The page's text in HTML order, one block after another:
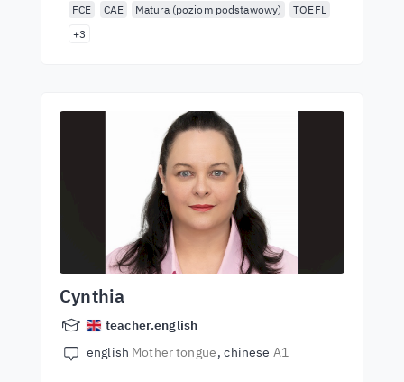
FCE CAE Matura (poziom podstawowy)
TOEFL
+3
Cynthia
teacher.english
english Mother tongue chinese A1